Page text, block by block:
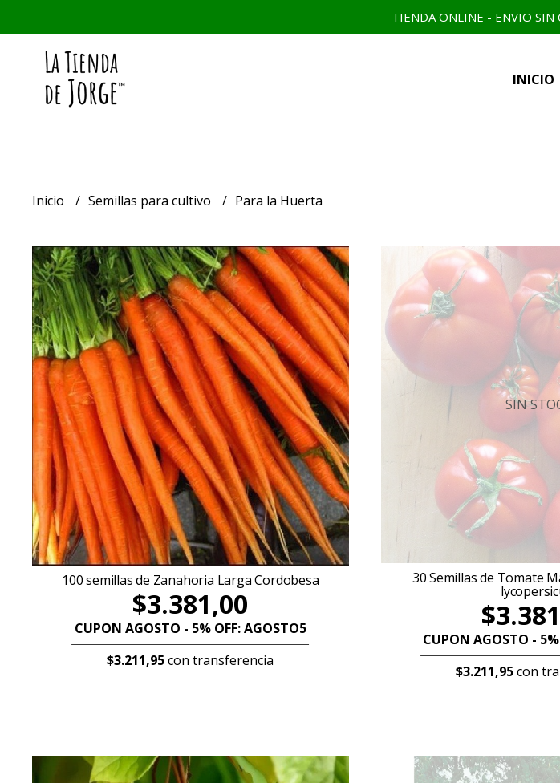
TIENDA ONLINE - ENVIO SIN
INICIO
Inicio Semillas para cultivo Para la Huerta
100 semillas de Zanahoria Larga Cordobesa
$3.381,00
CUPON AGOSTO - 5% OFF: AGOSTO5
$3.211,95con transferencia
SIN
30 Semillas de Tomate
CUPON AGOSTO -
$3.211,95con